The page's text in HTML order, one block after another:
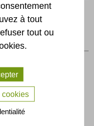
à tout
tout ou
cookies